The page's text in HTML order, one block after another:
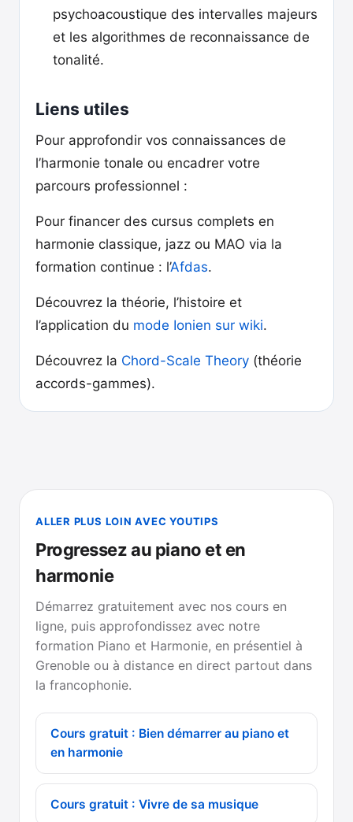
psychoacoustique des intervalles majeurs
et les algorithmes de reconnaissance de
tonalité.
Liens utiles
Pour approfondir vos connaissances de
l’harmonie tonale ou encadrer votre
parcours professionnel :
Pour financer des cursus complets en
harmonie classique, jazz ou MAO via la
formation continue : l’Afdas.
Découvrez la théorie, l’histoire et
l’application du mode Ionien sur wiki.
Découvrez la Chord-Scale Theory (théorie
accords-gammes).
ALLER PLUS LOIN AVEC YOUTIPS
Progressez au piano et en
harmonie
Démarrez gratuitement avec nos cours en
ligne, puis approfondissez avec notre
formation Piano et Harmonie, en présentiel à
Grenoble ou à distance en direct partout dans
la francophonie.
Cours gratuit : Bien démarrer au piano et
en harmonie
Cours gratuit : Vivre de sa musique